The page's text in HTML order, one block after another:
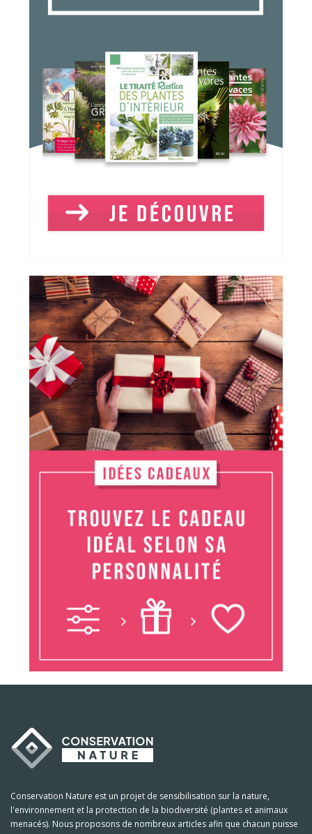
Conservation Nature est un projet de sensibilisation sur la nature,
l'environnement et la protection de la biodiversité (plantes et animaux
menacés). Nous proposons de nombreux articles afin que chacun puisse